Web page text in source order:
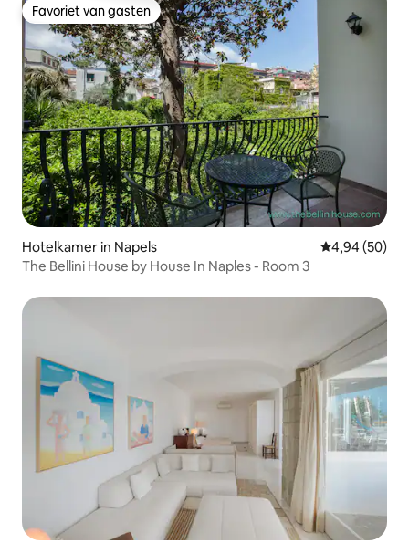
Favoriet van gasten
Favoriet van gasten
Hotelkamer in Napels Gemiddelde
4,94 (50)
The Bellini House by House In Naples - Room 3